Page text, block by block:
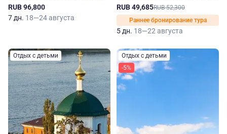
RUB 96,800
7 дн. 18—24 августа
RUB 49,685RUB 52,300
Раннее бронирование тура
5 дн. 18—22 августа
Отдых с детьми
Отдых с детьми
-5%